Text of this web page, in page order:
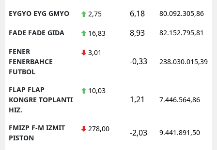
EYGYO EYG GMYO 2,75 6,18 80.092.305,86
FADE FADE GIDA 16,83 8,93 82.152.795,81
FENER
FENERBAHCE
FUTBOL
3,01
-0,33 238.030.015,39
FLAP FLAP
KONGRE TOPLANTI
HIZ.
10,03
1,21 7.446.564,86
FMIZP F-M IZMIT
PISTON
278,00 -2,03 9.441.891,50